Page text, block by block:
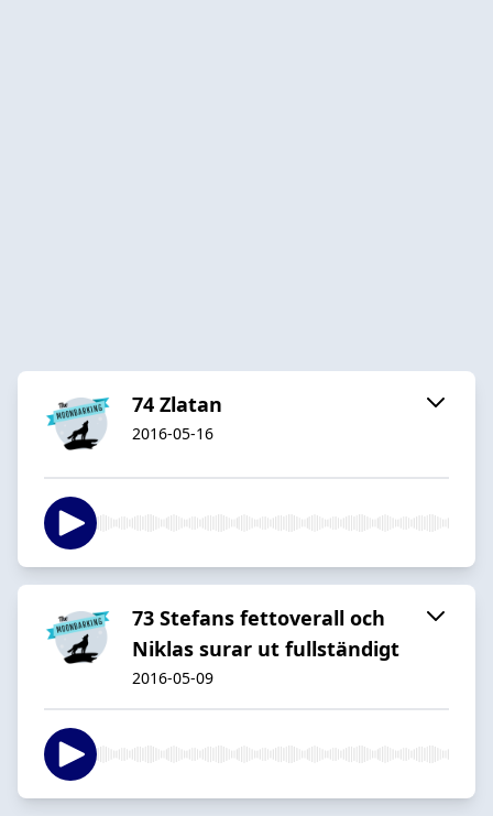
74 Zlatan
2016-05-16
73 Stefans fettoverall och
Niklas surar ut fullständigt
2016-05-09